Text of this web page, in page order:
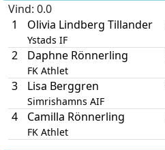
Vind: 0.0
1
Olivia Lindberg Tillander
Ystads IF
2 Daphne Rönnerling
FK Athlet
3 Lisa Berggren
Simrishamns AIF
4 Camilla Rönnerling
FK Athlet